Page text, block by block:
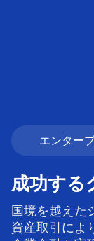
エンター
成功する
国境を越えた
資産取引によ